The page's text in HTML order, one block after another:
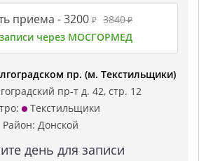
приема -3200 ₽ 3840₽
через МОСГОРМЕД
пр. (м. Текстильщики)
пр-т д. 42, стр. 12
Текстильщики
Район: Донской
день для записи